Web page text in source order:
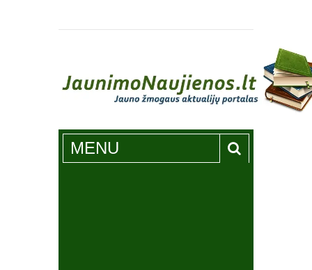
Jaunimonaujienos.lt
MENU